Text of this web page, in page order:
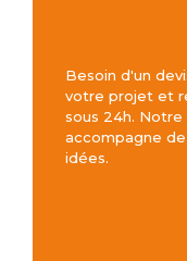
Besoin d'un
votre projet et
sous 24h.
accompagne
idées.